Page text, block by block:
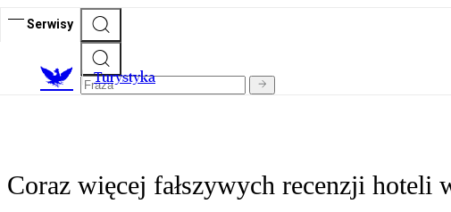
Serwisy
Turystyka
Coraz więcej fałszywych recenzji